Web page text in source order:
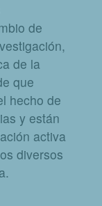
de
de la
que
hecho de
y están
activa
diversos